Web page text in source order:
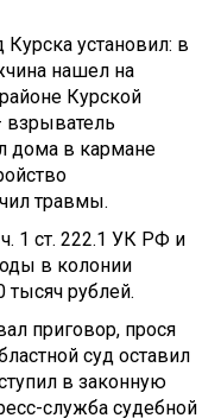
установил: в
нашел на
Курской
взрыватель
дома в кармане
травмы.
1 ст. 222.1 УК РФ и
в колонии
рублей.
приговор, прося
суд оставил
в законную
служба судебной